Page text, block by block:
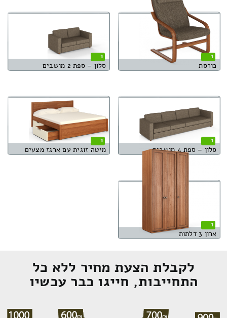
1
כורסת
1
סלון – ספת 2 מושבים
1
סלון – ספת 4 מושבים
1
מיטה זוגית עם ארגז מצעים
1
ארון 3 דלתות
לקבלת הצעת מחיר ללא כל
התחייבות, חייגו כבר עכשיו